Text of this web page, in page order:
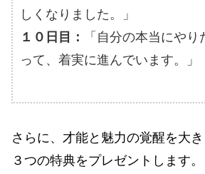
しくなりました。」
１０日目：
「自分の本当にや
って、着実に進んでいます。」
さらに、才能と魅力の覚醒を大き
３つの特典をプレゼントします。